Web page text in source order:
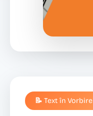
📝 Text în Vorbire